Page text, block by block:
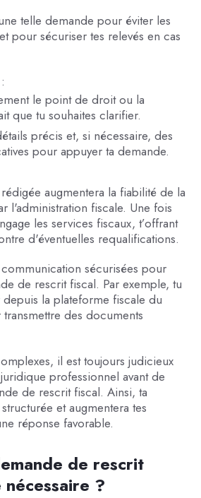
telle demande pour éviter les
pour sécuriser tes relevés en cas
le point de droit ou la
que tu souhaites clarifier.
précis et, si nécessaire, des
pour appuyer ta demande.
augmentera la fiabilité de la
l'administration fiscale. Une fois
les services fiscaux, t’offrant
d'éventuelles requalifications.
sécurisées pour
de rescrit fiscal. Par exemple, tu
la plateforme fiscale du
des documents
il est toujours judicieux
professionnel avant de
de rescrit fiscal. Ainsi, ta
et augmentera tes
réponse favorable.
de rescrit
?